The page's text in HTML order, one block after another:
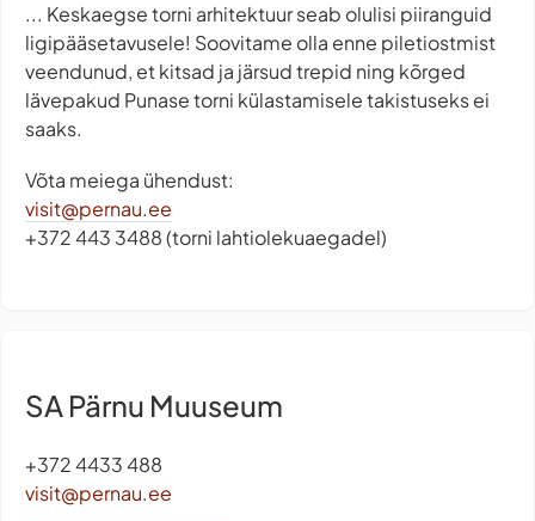
... Keskaegse torni arhitektuur seab olulisi piiranguid
ligipääsetavusele! Soovitame olla enne piletiostmist
veendunud, et kitsad ja järsud trepid ning kõrged
lävepakud Punase torni külastamisele takistuseks ei
saaks.
Võta meiega ühendust:
visit@pernau.ee
+372 443 3488 (torni lahtiolekuaegadel)
SA Pärnu Muuseum
+372 4433 488
visit@pernau.ee